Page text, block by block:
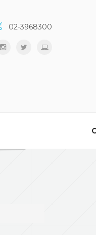
02-3968300